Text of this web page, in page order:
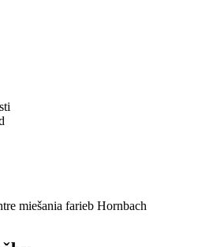
miešania farieb Hornbach